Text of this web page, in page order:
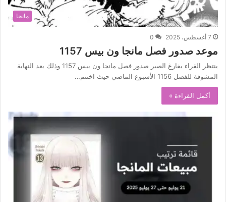
مانجا
7 أغسطس، 2025 0
موعد صدور فصل مانجا ون بيس 1157
ينتظر القراء بفارغ الصبر صدور فصل مانجا ون بيس 1157 وذلك بعد النهاية
المشوقة للفصل 1156 الأسبوع الماضي حيث اختتم…
أكمل القراءة »